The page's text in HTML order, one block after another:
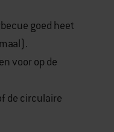
goed heet
voor op de
de circulaire